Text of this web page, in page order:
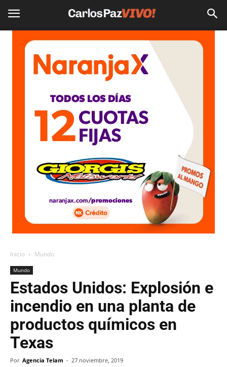
Inicio Mundo
Mundo
Estados Unidos: Explosión e
incendio en una planta de
productos químicos en
Texas
Por Agencia Telam - 27 noviembre, 2019